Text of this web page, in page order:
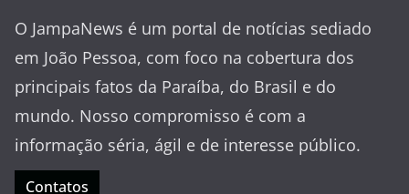
O JampaNews é um portal de notícias sediado
em João Pessoa, com foco na cobertura dos
principais fatos da Paraíba, do Brasil e do
mundo. Nosso compromisso é com a
informação séria, ágil e de interesse público.
Contatos